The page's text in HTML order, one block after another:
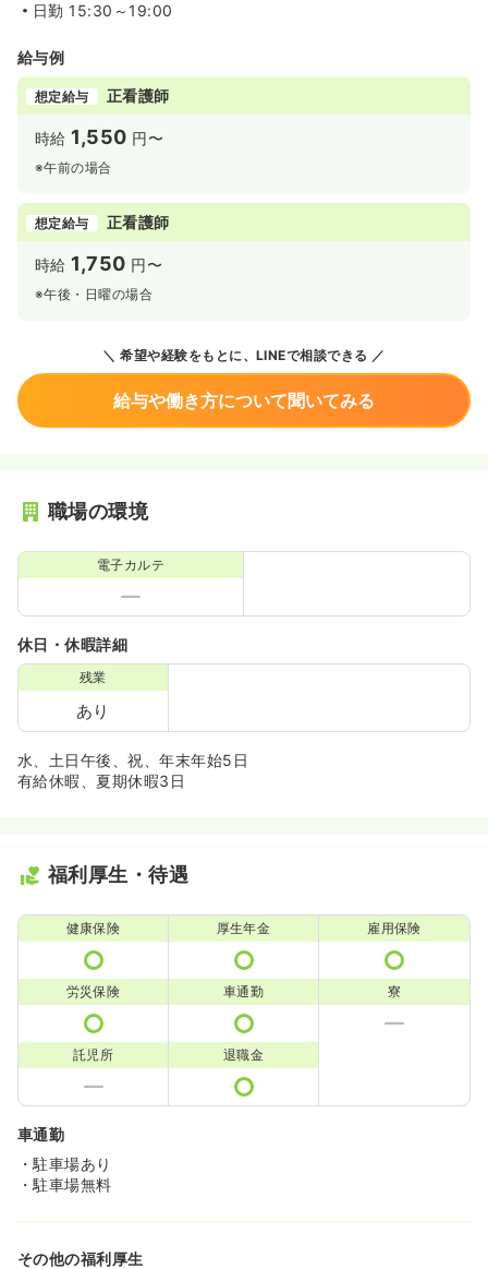
日勤 15:30～19:00
給与例
想定給与 正看護師
時給 1,550 円〜
※午前の場合
想定給与 正看護師
時給 1,750 円〜
※午後・日曜の場合
希望や経験をもとに、LINEで相談できる
給与や働き方について聞いてみる
職場の環境
電子カルテ
休日・休暇詳細
残業
あり
水、土日午後、祝、年末年始5日
有給休暇、夏期休暇3日
福利厚生・待遇
健康保険 厚生年金 雇用保険
労災保険 車通勤 寮
託児所 退職金
車通勤
・駐車場あり
・駐車場無料
その他の福利厚生